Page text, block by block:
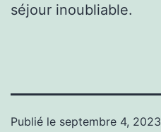
séjour inoubliable.
Publié le septembre 4, 2023